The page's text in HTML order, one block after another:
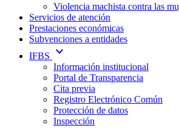
Violencia machista contra las
Servicios de atención
Prestaciones económicas
Subvenciones a entidades
IFBS
expand_more
Información institucional
Portal de Transparencia
Cita previa
Registro Electrónico Común
Protección de datos
Inspección